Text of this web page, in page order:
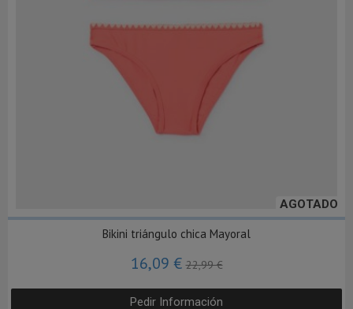
AGOTADO
Bikini triángulo chica Mayoral
16,09 €22,99 €
Pedir Información